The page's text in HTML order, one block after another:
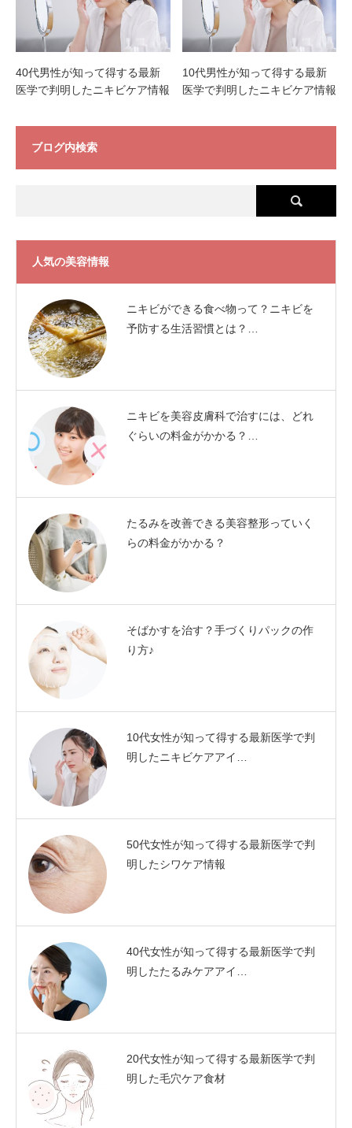
40代男性が知って得する最新
医学で判明したニキビケア情報
10代男性が知って得する最新
医学で判明したニキビケア情報
ブログ内検索
人気の美容情報
ニキビができる食べ物って？ニキビを
予防する生活習慣とは？…
ニキビを美容皮膚科で治すには、どれ
ぐらいの料金がかかる？…
たるみを改善できる美容整形っていく
らの料金がかかる？
そばかすを治す？手づくりパックの作
り方♪
10代女性が知って得する最新医学で判
明したニキビケアアイ…
50代女性が知って得する最新医学で判
明したシワケア情報
40代女性が知って得する最新医学で判
明したたるみケアアイ…
20代女性が知って得する最新医学で判
明した毛穴ケア食材